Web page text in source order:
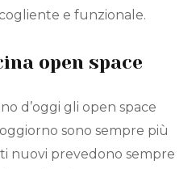
e funzionale.
open space
d’oggi gli open space
sono sempre più
nuovi prevedono sempre